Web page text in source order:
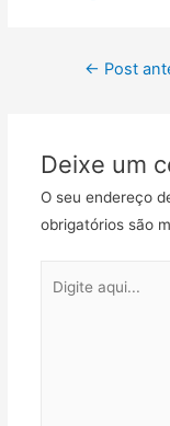
← Post
Deixe um
O seu endereço
obrigatórios são